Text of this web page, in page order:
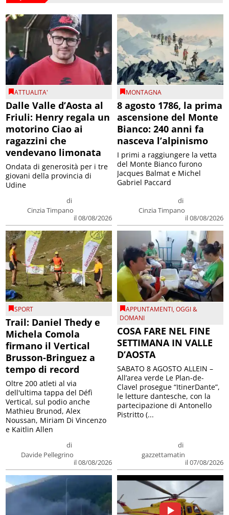
ATTUALITA'
Dalle Valle d’Aosta al
Friuli: Henry regala un
motorino Ciao ai
ragazzini che
vendevano limonata
di
Cinzia Timpano
il 08/08/2026
Ondata di generosità per i tre
giovani della provincia di
Udine
MONTAGNA
8 agosto 1786, la prima
ascensione del Monte
Bianco: 240 anni fa
nasceva l’alpinismo
di
Cinzia Timpano
il 08/08/2026
I primi a raggiungere la vetta
del Monte Bianco furono
Jacques Balmat e Michel
Gabriel Paccard
SPORT
Trail: Daniel Thedy e
Michela Comola
firmano il Vertical
Brusson-Bringuez a
tempo di record
di
Davide Pellegrino
il 08/08/2026
Oltre 200 atleti al via
dell'ultima tappa del Défì
Vertical, sul podio anche
Mathieu Brunod, Alex
Noussan, Miriam Di Vincenzo
e Kaitlin Allen
APPUNTAMENTI,OGGI &
DOMANI
COSA FARE NEL FINE
SETTIMANA IN VALLE
D’AOSTA
di
gazzettamatin
il 07/08/2026
SABATO 8 AGOSTO ALLEIN –
All’area verde Le Plan-de-
Clavel prosegue “ItinerDante”,
le letture dantesche, con la
partecipazione di Antonello
Pistritto (...